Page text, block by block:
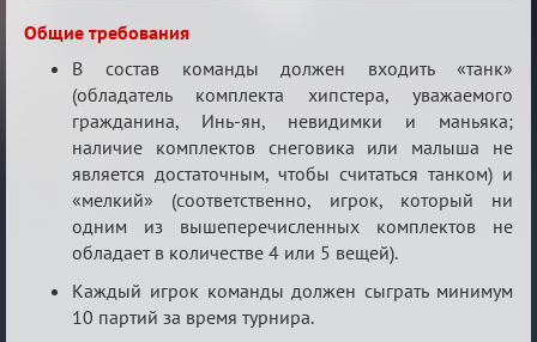
Общие требования
В состав команды должен входить «танк»
(обладатель комплекта хипстера, уважаемого
гражданина, Инь-ян, невидимки и маньяка;
наличие комплектов снеговика или малыша не
является достаточным, чтобы считаться танком) и
«мелкий» (соответственно, игрок, который ни
одним из вышеперечисленных комплектов не
обладает в количестве 4 или 5 вещей).
Каждый игрок команды должен сыграть минимум
10 партий за время турнира.